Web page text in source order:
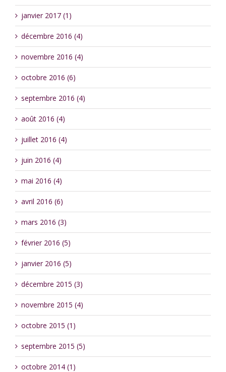
janvier 2017 (1)
décembre 2016 (4)
novembre 2016 (4)
octobre 2016 (6)
septembre 2016 (4)
août 2016 (4)
juillet 2016 (4)
juin 2016 (4)
mai 2016 (4)
avril 2016 (6)
mars 2016 (3)
février 2016 (5)
janvier 2016 (5)
décembre 2015 (3)
novembre 2015 (4)
octobre 2015 (1)
septembre 2015 (5)
octobre 2014 (1)